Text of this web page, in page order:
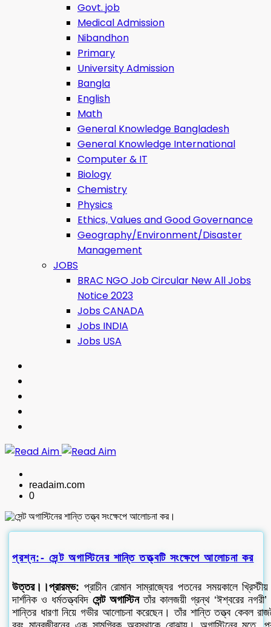
Govt. job
Medical Admission
Nibandhon
Primary
University Admission
Bangla
English
Math
General Knowledge Bangladesh
General Knowledge International
Computer & IT
Biology
Chemistry
Physics
Ethics, Values ​​and Good Governance
Geography/Environment/Disaster
Management
JOBS
BRAC NGO Job Circular New All Jobs
Notice 2023
Jobs CANADA
Jobs INDIA
Jobs USA
Read Aim
readaim.com
0
প্রশ্ন:- সেন্ট অগাস্টিনের শান্তি তত্ত্বটি সংক্ষেপে আলোচনা কর
উত্তর।।প্রারম্ভ: প্রাচীন রোমান সাম্রাজ্যের পতনের সময়কালে
দার্শনিক ও ধর্মতত্ত্ববিদ সেন্ট অগাস্টিনতাঁর কালজয়ী গ্রন্থ ‘ঈশ্বরের
শান্তির ধারণা নিয়ে গভীর আলোচনা করেছেন। তাঁর শান্তি তত্ত্ব কেবল